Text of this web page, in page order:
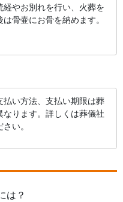
経やお別れを行い、火葬を
骨壷にお骨を納めます。
払い方法、支払い期限は葬
なります。詳しくは葬儀社
い。
は？